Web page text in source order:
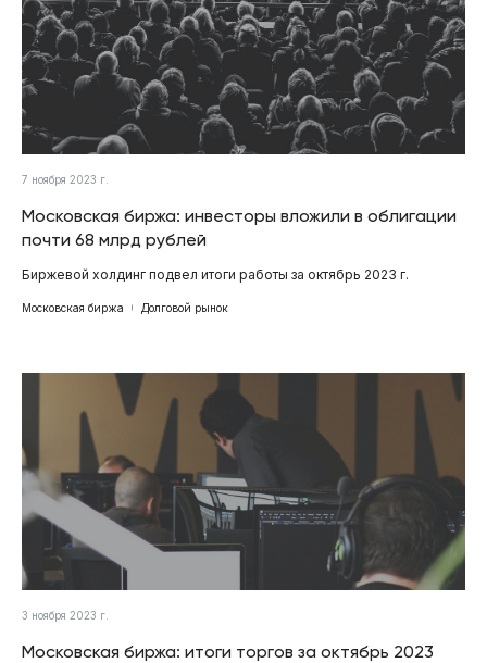
7 ноября 2023 г.
Московская биржа: инвесторы вложили в облигации
почти 68 млрд рублей
Биржевой холдинг подвел итоги работы за октябрь 2023 г.
Московская биржа Долговой рынок
3 ноября 2023 г.
Московская биржа: итоги торгов за октябрь 2023